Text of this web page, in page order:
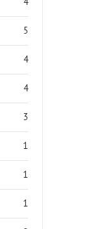
5
4
4
3
1
1
1